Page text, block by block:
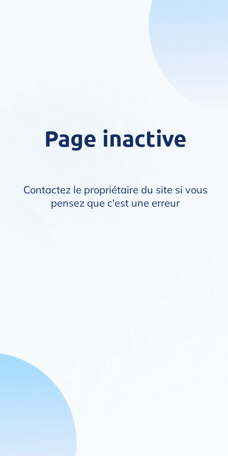
Page inactive
Contactez le propriétaire du site si vous
pensez que c'est une erreur